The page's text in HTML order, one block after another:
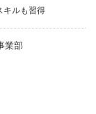
キルも習得
業部